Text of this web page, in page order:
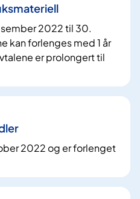
2022 til 30.
kan forlenges med 1 år
er prolongert til
2022 og er forlenget